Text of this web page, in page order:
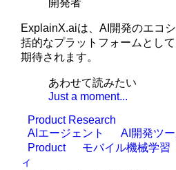
開発者
ExplainX.aiは、AI開発のエコ
括的なプラットフォームとし
期待されます。
あわせて読みたい
Just a moment...
Product Research
AIエージェント
AI開発ツ
Product
モバイル機械学習
ィ